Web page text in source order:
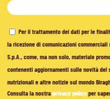
Per il trattamento dei dati per le
la ricezione di comunicazioni
S.p.A., come, ma non solo, materiale
contenenti aggiornamenti sulle novità
nutrizionali e altre notizie sul mondo
Consulta la nostraprivacy policyper